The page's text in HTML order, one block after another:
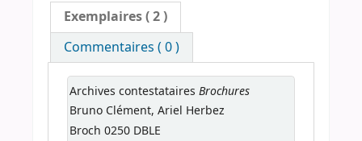
Exemplaires( 2 )
Commentaires ( 0 )
Archives contestataires Brochures
Bruno Clément, Ariel Herbez
Broch 0250 DBLE